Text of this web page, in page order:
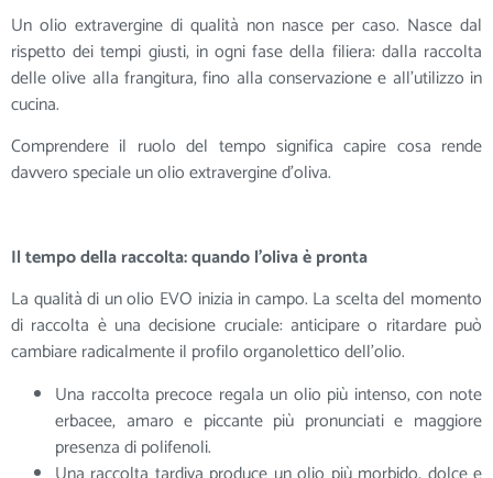
Un olio extravergine di qualità non nasce per caso. Nasce dal
rispetto dei tempi giusti, in ogni fase della filiera: dalla raccolta
delle olive alla frangitura, fino alla conservazione e all’utilizzo in
cucina.
Comprendere il ruolo del tempo significa capire cosa rende
davvero speciale un olio extravergine d’oliva.
Il tempo della raccolta: quando l’oliva è pronta
La qualità di un olio EVO inizia in campo. La scelta del momento
di raccolta è una decisione cruciale: anticipare o ritardare può
cambiare radicalmente il profilo organolettico dell’olio.
Una raccolta precoce regala un olio più intenso, con note
erbacee, amaro e piccante più pronunciati e maggiore
presenza di polifenoli.